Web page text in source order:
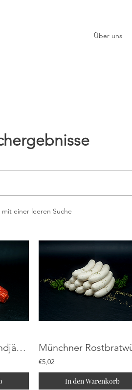
Über uns
einer leeren Suche
Schwarzwälder Landjäger
€5,02
In den Warenkorb